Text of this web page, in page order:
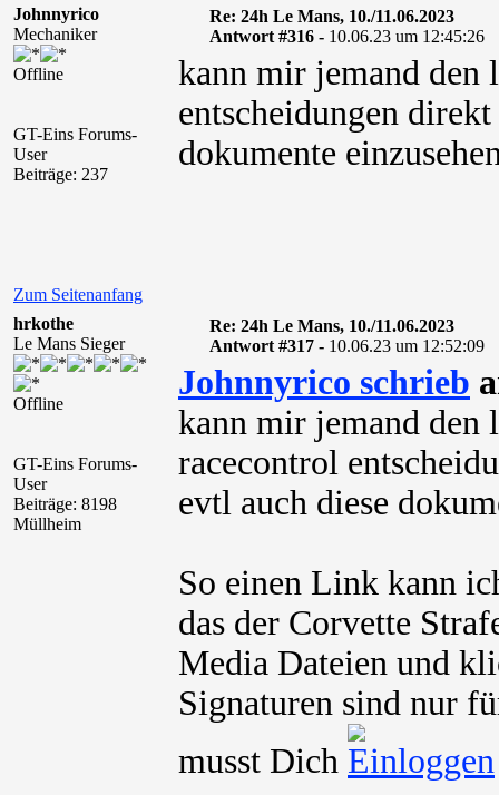
Johnnyrico
Mechaniker
Offline
GT-Eins Forums-
User
Beiträge: 237
Re: 24h Le Mans, 10./11.06.2023
Antwort #316 - 10.06.23 um 12:45:26
kann mir jemand den
entscheidungen
dokumente
Zum Seitenanfang
hrkothe
Le Mans Sieger
Offline
GT-Eins Forums-
User
Beiträge: 8198
Müllheim
Re: 24h Le Mans, 10./11.06.2023
Antwort #317 - 10.06.23 um 12:52:09
Johnnyrico schrieb
kann mir jemand den
racecontrol
evtl auch diese
So einen Link kann
das der Corvette
Media Dateien und
Signaturen sind nur
musst Dich